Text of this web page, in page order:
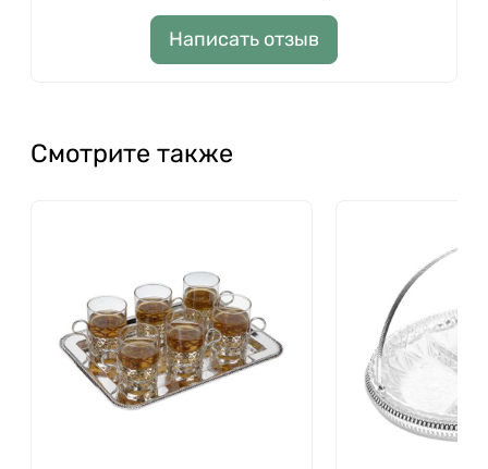
Написать отзыв
Смотрите также